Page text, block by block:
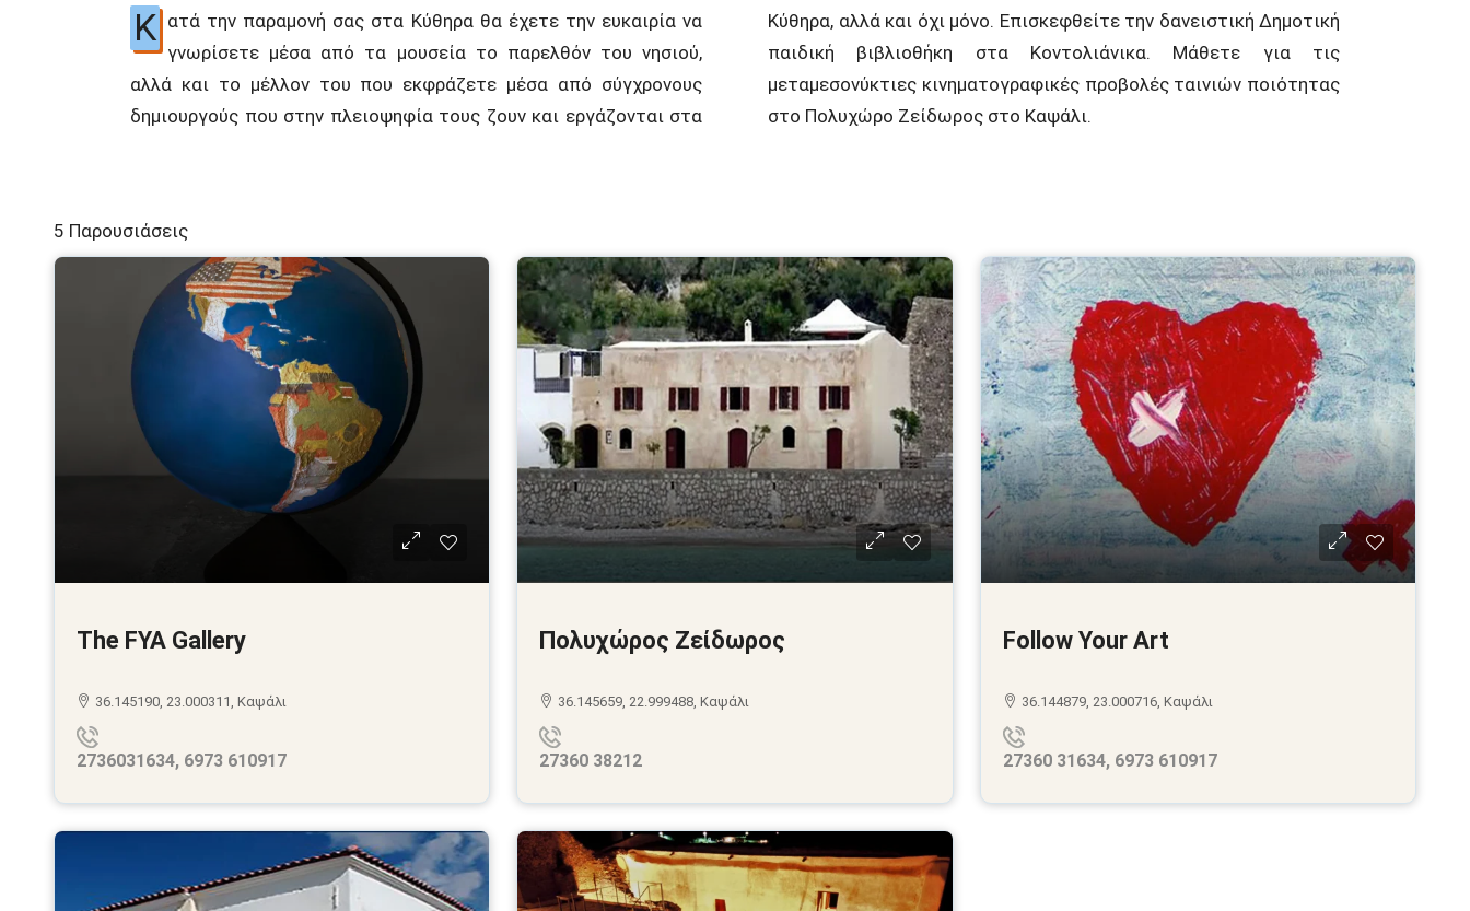
Κ ατά την παραμονή σας στα Κύθηρα θα έχετε την ευκαιρία να
γνωρίσετε μέσα από τα μουσεία το παρελθόν του νησιού,
αλλά και το μέλλον του που εκφράζετε μέσα από σύγχρονους
δημιουργούς που στην πλειοψηφία τους ζουν και εργάζονται στα
Κύθηρα, αλλά και όχι μόνο. Επισκεφθείτε την δανειστική Δημοτική
παιδική βιβλιοθήκη στα Κοντολιάνικα. Μάθετε για τις
μεταμεσονύκτιες κινηματογραφικές προβολές ταινιών ποιότητας
στο Πολυχώρο Ζείδωρος στο Καψάλι.
5 Παρουσιάσεις
The FYA Gallery
36.145190, 23.000311, Καψάλι
2736031634, 6973 610917
Πολυχώρος Ζείδωρος
36.145659, 22.999488, Καψάλι
27360 38212
Follow Your Art
36.144879, 23.000716, Καψάλι
27360 31634, 6973 610917